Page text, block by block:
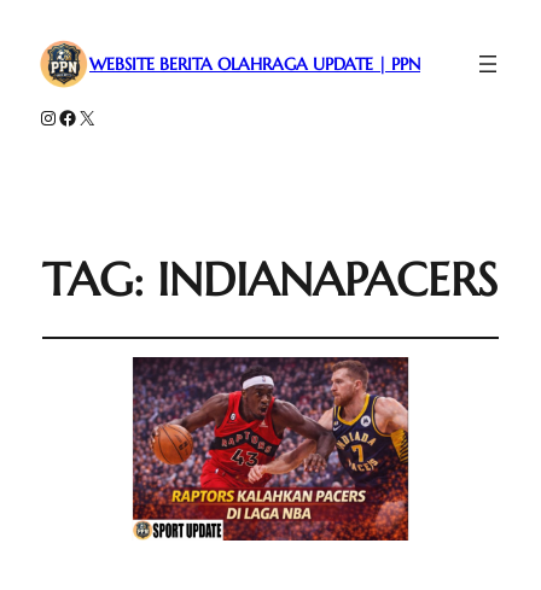
WEBSITE BERITA OLAHRAGA UPDATE | PPN
Instagram
Facebook
X
TAG: INDIANAPACERS